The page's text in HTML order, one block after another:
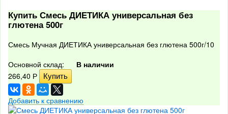
Купить Смесь ДИЕТИКА универсальная без
глютена 500г
Смесь Мучная ДИЕТИКА универсальная без глютена 500г/10
Основной склад:
В наличии
266,40 Р
Добавить к сравнению